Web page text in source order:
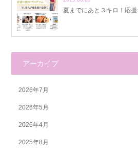
夏までにあと３キロ！応
アーカイブ
2026年7月
2026年5月
2026年4月
2025年8月